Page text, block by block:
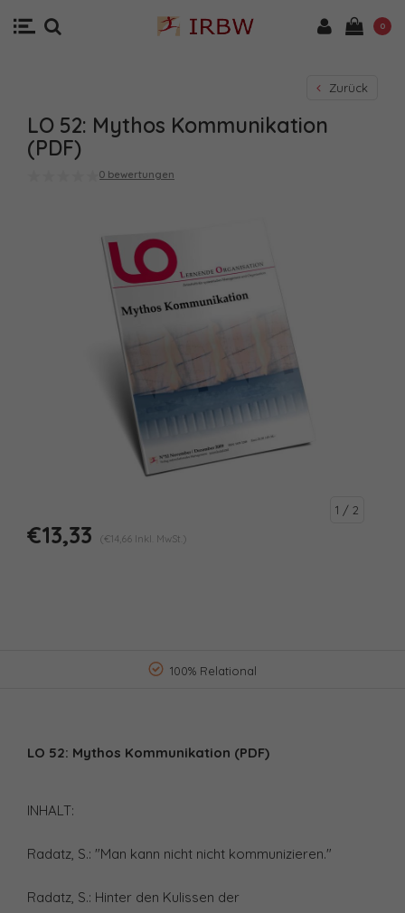
0
Zurück
LO 52: Mythos Kommunikation
(PDF)
0 bewertungen
1 / 2
€13,33 (€14,66 Inkl. MwSt.)
100% Relational
LO 52: Mythos Kommunikation (PDF)
INHALT:
Radatz, S.: "Man kann nicht nicht kommunizieren."
Radatz, S.: Hinter den Kulissen der